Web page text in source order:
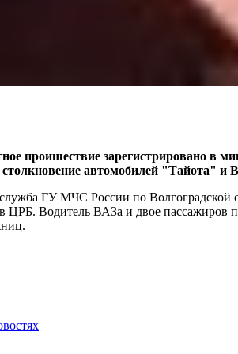
проишествие зарегистрировано в
автомобилей "Тайота" и
ГУ МЧС России по Волгоградской
ЦРБ. Водитель ВАЗа и двое